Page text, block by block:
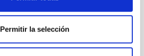
Permitir la selección